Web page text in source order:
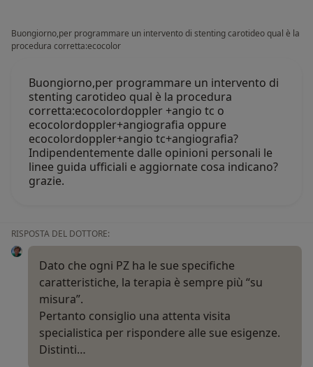
Buongiorno,per programmare un intervento di stenting carotideo qual è la
procedura corretta:ecocolor
Buongiorno,per programmare un intervento di
stenting carotideo qual è la procedura
corretta:ecocolordoppler +angio tc o
ecocolordoppler+angiografia oppure
ecocolordoppler+angio tc+angiografia?
Indipendentemente dalle opinioni personali le
linee guida ufficiali e aggiornate cosa indicano?
grazie.
RISPOSTA DEL DOTTORE:
Dato che ogni PZ ha le sue specifiche
caratteristiche, la terapia è sempre più “su
misura”.
Pertanto consiglio una attenta visita
specialistica per rispondere alle sue esigenze.
Distinti…